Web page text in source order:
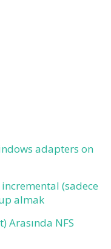
adapters on
(sadece
almak
Arasında NFS